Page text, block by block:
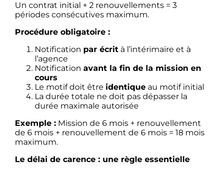
Un contrat initial + 2 renouvellements = 3
périodes consécutives maximum.
Procédure obligatoire :
Notification par écrità l’intérimaire et à
l’agence
Notification avant la fin de la mission en
cours
Le motif doit être identiqueau motif initial
La durée totale ne doit pas dépasser la
durée maximale autorisée
Exemple :Mission de 6 mois + renouvellement
de 6 mois + renouvellement de 6 mois = 18 mois
maximum.
Le délai de carence : une règle essentielle